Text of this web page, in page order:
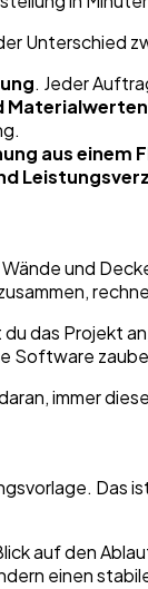
Unterschied
. Jeder
Materialwerten
aus einem
und
das Projekt
Software
immer
auf den
einen